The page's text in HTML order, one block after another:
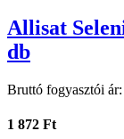
Allisat
db
Bruttó fogyasztói ár:
1 872 Ft